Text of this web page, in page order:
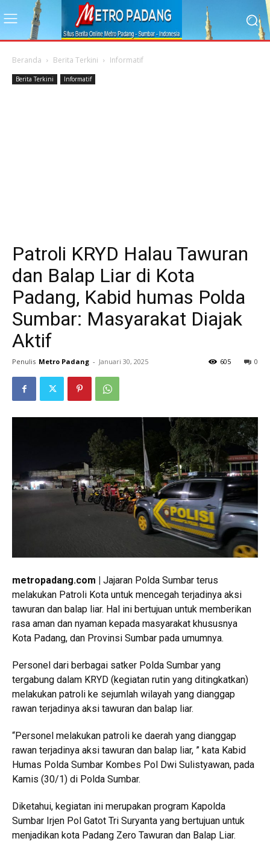
Beranda Berita Terkini Informatif
Berita Terkini Informatif
Patroli KRYD Halau Tawuran
dan Balap Liar di Kota
Padang, Kabid humas Polda
Sumbar: Masyarakat Diajak
Aktif
Penulis Metro Padang - Januari 30, 2025 0
605
metropadang.com |
Jajaran Polda Sumbar terus
melakukan Patroli Kota untuk mencegah terjadinya aksi
tawuran dan balap liar. Hal ini bertujuan untuk memberikan
rasa aman dan nyaman kepada masyarakat khususnya
Kota Padang, dan Provinsi Sumbar pada umumnya.
Personel dari berbagai satker Polda Sumbar yang
tergabung dalam KRYD (kegiatan rutin yang ditingkatkan)
melakukan patroli ke sejumlah wilayah yang dianggap
rawan terjadinya aksi tawuran dan balap liar.
“Personel melakukan patroli ke daerah yang dianggap
rawan terjadinya aksi tawuran dan balap liar, ” kata Kabid
Humas Polda Sumbar Kombes Pol Dwi Sulistyawan, pada
Kamis (30/1) di Polda Sumbar.
Diketahui, kegiatan ini merupakan program Kapolda
Sumbar Irjen Pol Gatot Tri Suryanta yang bertujuan untuk
menjadikan kota Padang Zero Tawuran dan Balap Liar.